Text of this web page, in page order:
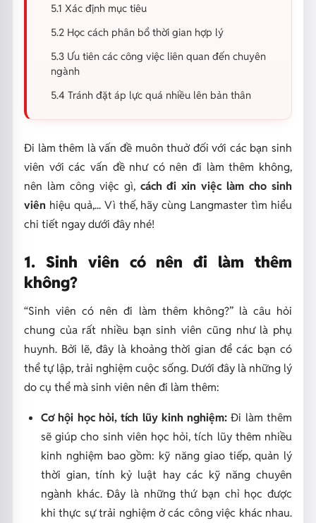
5.1 Xác định mục tiêu
5.2 Học cách phân bổ thời gian hợp lý
5.3 Ưu tiên các công việc liên quan đến chuyên
ngành
5.4 Tránh đặt áp lực quá nhiều lên bản thân
Đi làm thêm là vấn đề muôn thuở đối với các bạn sinh
viên với các vấn đề như có nên đi làm thêm không,
nên làm công việc gì, cách đi xin việc làm cho sinh
viên hiệu quả,... Vì thế, hãy cùng Langmaster tìm hiểu
chi tiết ngay dưới đây nhé!
1. Sinh viên có nên đi làm thêm
không?
“Sinh viên có nên đi làm thêm không?” là câu hỏi
chung của rất nhiều bạn sinh viên cũng như là phụ
huynh. Bởi lẽ, đây là khoảng thời gian để các bạn có
thể tự lập, trải nghiệm cuộc sống. Dưới đây là những lý
do cụ thể mà sinh viên nên đi làm thêm:
Cơ hội học hỏi, tích lũy kinh nghiệm: Đi làm thêm
sẽ giúp cho sinh viên học hỏi, tích lũy thêm nhiều
kinh nghiệm bao gồm: kỹ năng giao tiếp, quản lý
thời gian, tính kỷ luật hay các kỹ năng chuyên
ngành khác. Đây là những thứ bạn chỉ học được
khi thực sự trải nghiệm ở các công việc khác nhau.